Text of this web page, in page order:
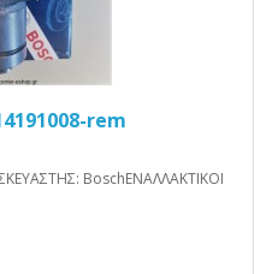
rem
BoschΕΝΑΛΛΑΚΤΙΚΟΙ